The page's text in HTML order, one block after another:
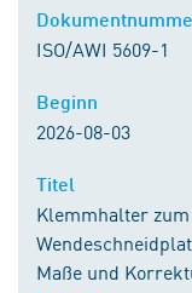
ISO/AWI 5609-1
Beginn
2026-08-03
Titel
Klemmhalter
Maße und